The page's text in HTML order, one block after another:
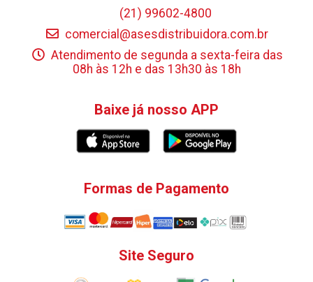
(21) 99602-4800
comercial@asesdistribuidora.com.br
Atendimento de segunda a sexta-feira das
08h às 12h e das 13h30 às 18h
Baixe já nosso APP
Formas de Pagamento
Site Seguro